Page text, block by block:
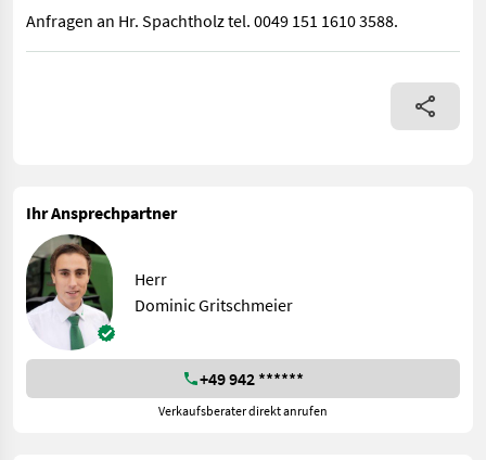
Anfragen an Hr. Spachtholz tel. 0049 151 1610 3588.
Anfragen an Hr. Spachtholz tel. 0049 151 1610 3588.
Ihr Ansprechpartner
Herr
Dominic Gritschmeier
+49 942 ******
Verkaufsberater direkt anrufen